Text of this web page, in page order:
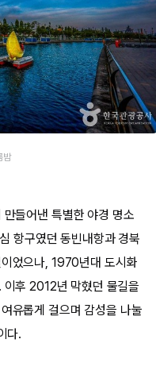
밤
들어낸 특별한 야경 명소
항구였던 동빈내항과 경북
었으나, 1970년대 도시화
이후 2012년 막혔던 물길을
유롭게 걸으며 감성을 나눌
다.